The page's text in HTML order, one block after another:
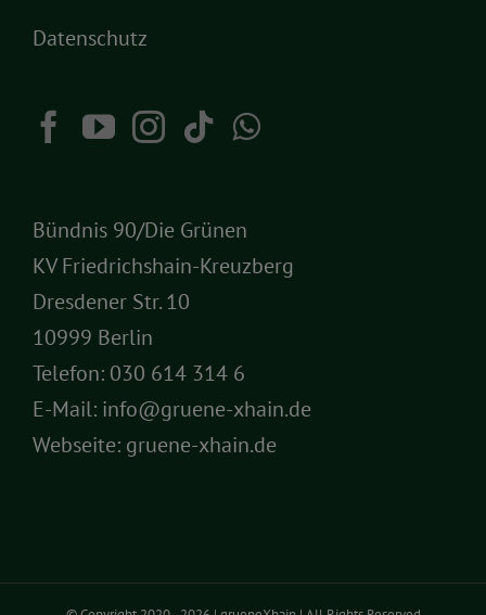
Datenschutz
Bündnis 90/Die Grünen
KV Friedrichshain-Kreuzberg
Dresdener Str. 10
10999 Berlin
Telefon: 030 614 314 6
E-Mail: info@gruene-xhain.de
Webseite: gruene-xhain.de